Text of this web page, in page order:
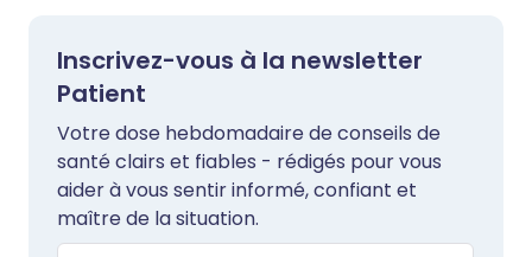
Inscrivez-vous à la newsletter
Patient
Votre dose hebdomadaire de conseils de
santé clairs et fiables - rédigés pour vous
aider à vous sentir informé, confiant et
maître de la situation.